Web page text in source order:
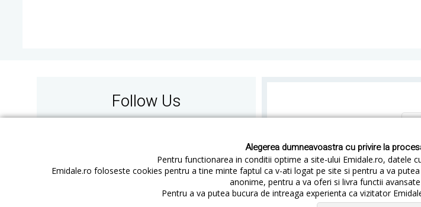
Alegerea dumneavoastra cu privire la
Pentru functionarea in conditii optime a site-ului Emidale.ro, datele
Emidale.ro foloseste cookies pentru a tine minte faptul ca v-ati logat pe site si pentru a va
anonime, pentru a va oferi si livra functii
Pentru a va putea bucura de intreaga experienta ca vizitator
Follow Us
Cum cumperi Cum platesc Cum livram Cum returnezi